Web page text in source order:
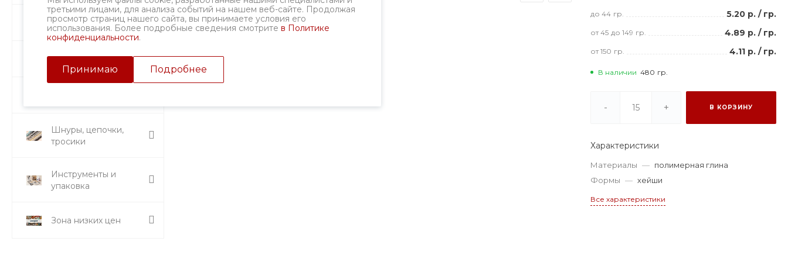
третьими лицами, для анализа событий на нашем веб-сайте. Продолжая
просмотр страниц нашего сайта, вы принимаете условия его
использования. Более подробные сведения смотрите в Политике
конфиденциальности.
Принимаю Подробнее
Фурнитура
Подвески и кулоны
Шнуры, цепочки,
тросики
Инструменты и
упаковка
Зона низких цен
до 44 гр. 5.20 р. / гр.
от 45 до 149 гр. 4.89 р. / гр.
от 150 гр. 4.11 р. / гр.
В наличии 480 гр.
- + В КОРЗИНУ
Характеристики
Материалы — полимерная глина
Формы — хейши
Все характеристики